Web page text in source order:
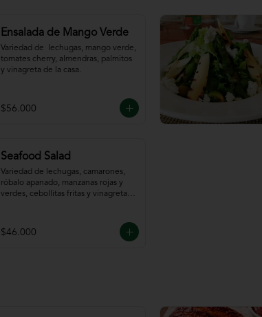
Ensalada de Mango Verde
Variedad de  lechugas, mango verde,
tomates cherry, almendras, palmitos
y vinagreta de la casa.
$56.000
Seafood Salad
Variedad de lechugas, camarones,
róbalo apanado, manzanas rojas y
verdes, cebollitas fritas y vinagreta
$46.000